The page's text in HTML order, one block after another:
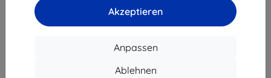
Akzeptieren
Anpassen
Ablehnen